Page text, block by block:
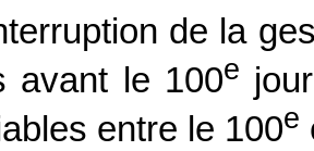
de la
avant le 100e
entre le 100e